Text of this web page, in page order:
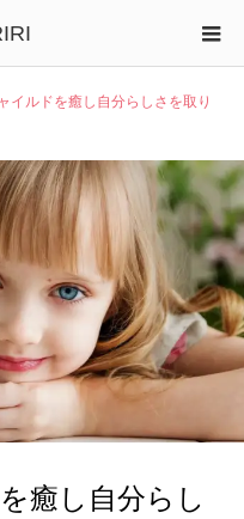
イルドを癒し自分らしさを取り
癒し自分らし